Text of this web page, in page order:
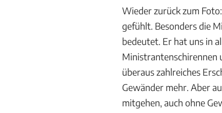
Wieder zurück zum
gefühlt. Besonders die
bedeutet. Er hat uns in
Ministrantenschirennen
überaus zahlreiches
Gewänder mehr. Aber
mitgehen, auch ohne